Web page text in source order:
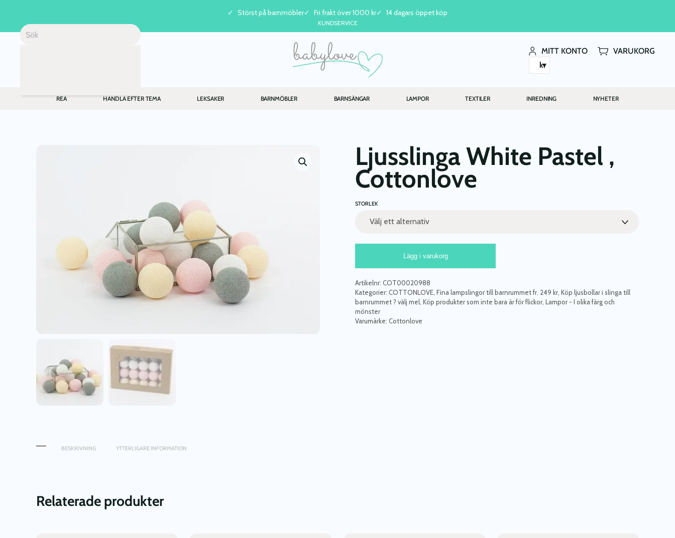
Skip to main content
Störst på barnmöbler Fri frakt över 1000 kr 14 dagars öppet köp
KUNDSERVICE
MITT KONTO
VARUKORG
kr
REA HANDLA EFTER TEMA LEKSAKER BARNMÖBLER BARNSÄNGAR LAMPOR TEXTILER INREDNING NYHETER
Ljusslinga White Pastel ,
Cottonlove
STORLEK
Pastel
,
Cottonlove
mängd
Lägg i varukorg
Artikelnr: COT00020988
Kategorier: COTTONLOVE Fina lampslingor till barnrummet fr. 249 kr Köp ljusbollar i slinga till
barnrummet ? välj mel Köp produkter som inte bara är för flickor Lampor - I olika färg och
mönster
Varumärke: Cottonlove
BESKRIVNING YTTERLIGARE INFORMATION
Relaterade produkter